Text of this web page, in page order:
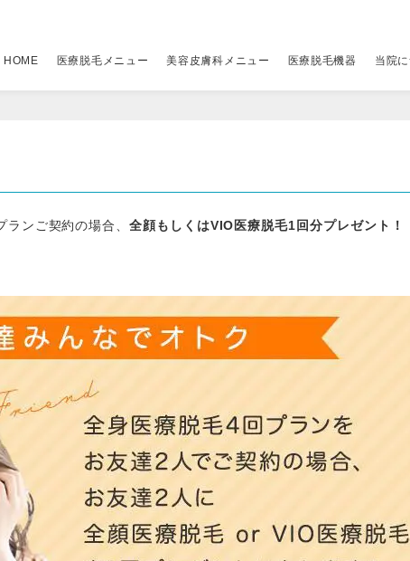
HOME 医療脱毛メニュー
19,600円 パーツ別医療脱毛メニュー 詳しくはこちら
美容皮膚科メニュー
こちら
こちら
4,500円
ジャルプロ スーパーハイドロ×水光注射 34,800円
ジュベルック×水光注射 26,800円
ピコシュア 詳しくはこちら
糸リフト
ヴェルヴェットスキン 19,800円
フォトフェイシャルM22
イオン導入 8,800円
医療脱毛機器
ジェントルマックスプロプラス
メディオスターNeXT PRO
ライトシェアデュエット
当院
当院の予約の取り方
5種のレーザーを使い分ける理由
12の安心保証と5つのサポート
ビューティースキンクリニック 新宿院
ビューティースキンクリニック 池袋院
ランご契約の場合、全顔もしくはVIO医療脱毛1回分プレゼント！